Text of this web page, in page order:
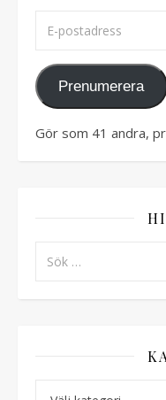
Prenumerera
Gör som 41 andra,